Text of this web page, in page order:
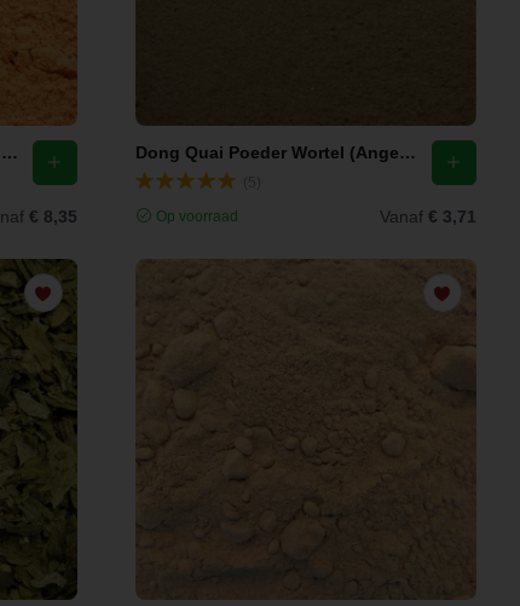
Acerola Kers Poeder (Malpighia Glabra)
€ 8,35
Dong Quai Poeder Wortel (Angelica sinensis) / Dang Gui
Op voorraad Vanaf € 3,71